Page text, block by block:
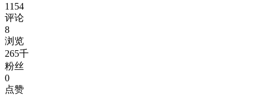
1154
评论
8
浏览
265千
粉丝
0
点赞